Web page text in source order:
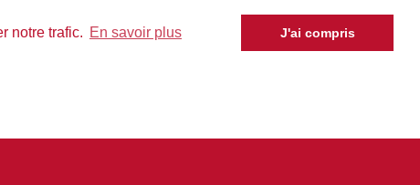
notre trafic. En savoir plus J'ai compris